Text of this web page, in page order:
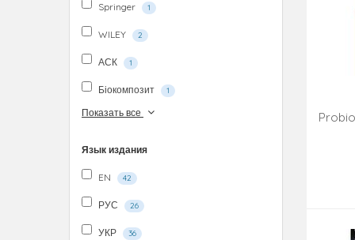
Springer 1
WILEY 2
АСК 1
Біокомпозит 1
Показать все
Язык издания
EN 42
РУС 26
УКР 36